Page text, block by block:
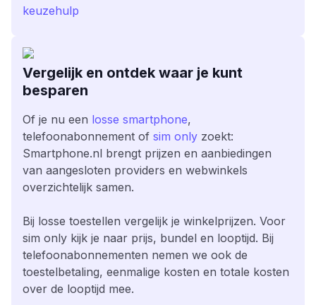
keuzehulp
Vergelijk en ontdek waar je kunt
besparen
Of je nu een losse smartphone,
telefoonabonnement of sim only zoekt:
Smartphone.nl brengt prijzen en aanbiedingen
van aangesloten providers en webwinkels
overzichtelijk samen.
Bij losse toestellen vergelijk je winkelprijzen. Voor
sim only kijk je naar prijs, bundel en looptijd. Bij
telefoonabonnementen nemen we ook de
toestelbetaling, eenmalige kosten en totale kosten
over de looptijd mee.